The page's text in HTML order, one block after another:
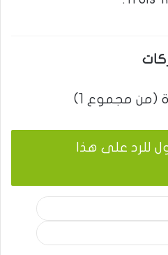
(من مجموع 1)
للرد على هذا